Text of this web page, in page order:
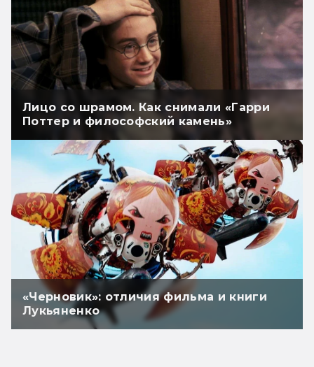
Лицо со шрамом. Как снимали «Гарри
Поттер и философский камень»
«Черновик»: отличия фильма и книги
Лукьяненко